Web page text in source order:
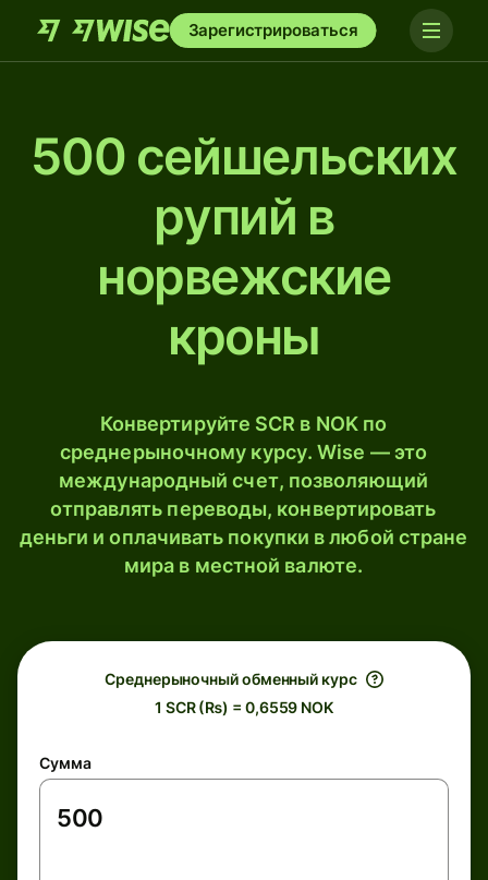
Зарегистрироваться
500 сейшельских
рупий в
норвежские
кроны
Конвертируйте SCR в NOK по
среднерыночному курсу. Wise — это
международный счет, позволяющий
отправлять переводы, конвертировать
деньги и оплачивать покупки в любой стране
мира в местной валюте.
Среднерыночный обменный курс
1 SCR (₨) = 0,6559 NOK
Сумма